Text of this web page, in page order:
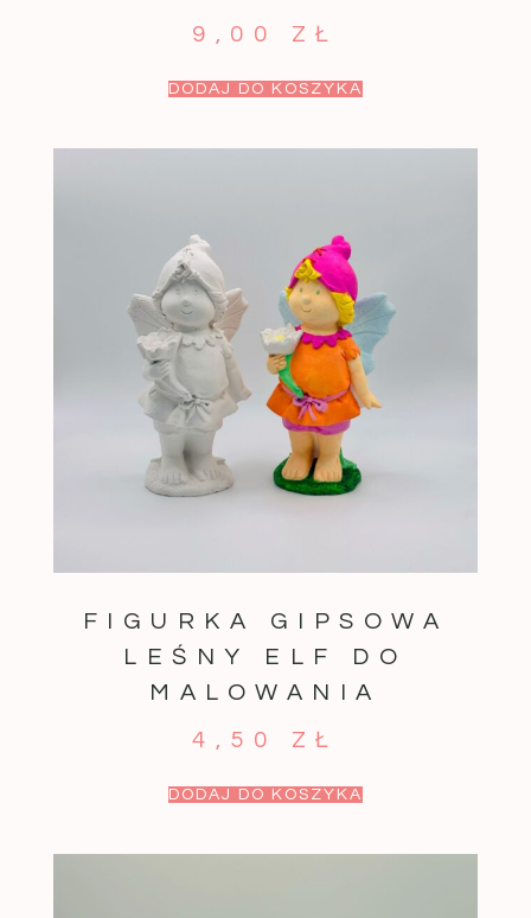
9,00 ZŁ
DODAJ DO KOSZYKA
FIGURKA GIPSOWA
LEŚNY ELF DO
MALOWANIA
4,50 ZŁ
DODAJ DO KOSZYKA